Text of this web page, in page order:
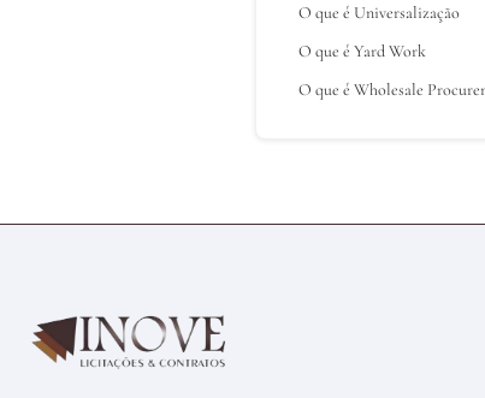
O que é Universalização
O que é Yard Work
O que é Wholesale